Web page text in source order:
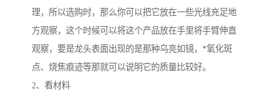
理，所以选购时，那么你可以把它放在一些光线充足地
方观察，这个时候可以将这个产品放在手里将手臂伸直
观察，要是龙头表面出现的是那种乌亮如镜，*氧化斑
点、烧焦痕迹等那就可以说明它的质量比较好。
2、看材料